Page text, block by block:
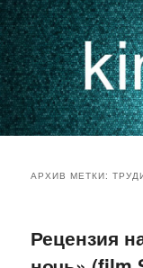
основному
дополнительному
АРХИВ МЕТКИ:
Рецензия